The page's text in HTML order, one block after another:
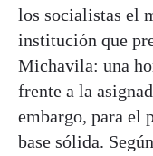
los socialistas el
institución que
Michavila: una
frente a la
embargo, para el
base sólida.